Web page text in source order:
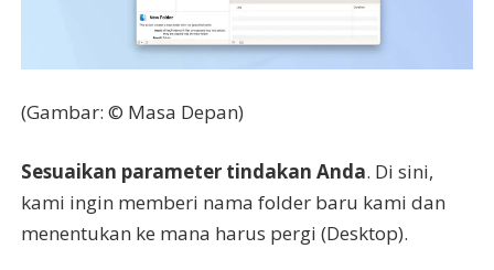
(Gambar: © Masa Depan)
Sesuaikan parameter tindakan Anda. Di sini,
kami ingin memberi nama folder baru kami dan
menentukan ke mana harus pergi (Desktop).